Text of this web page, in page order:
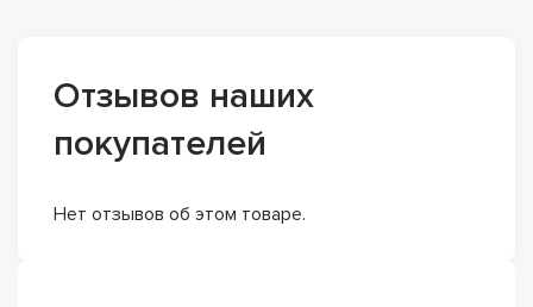
Отзывов наших
покупателей
Нет отзывов об этом товаре.